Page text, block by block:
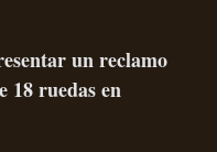
un reclamo
18 ruedas en